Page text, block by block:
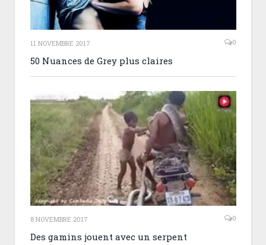
11 NOVEMBRE 2017 0
50 Nuances de Grey plus claires
8 NOVEMBRE 2017 0
Des gamins jouent avec un serpent